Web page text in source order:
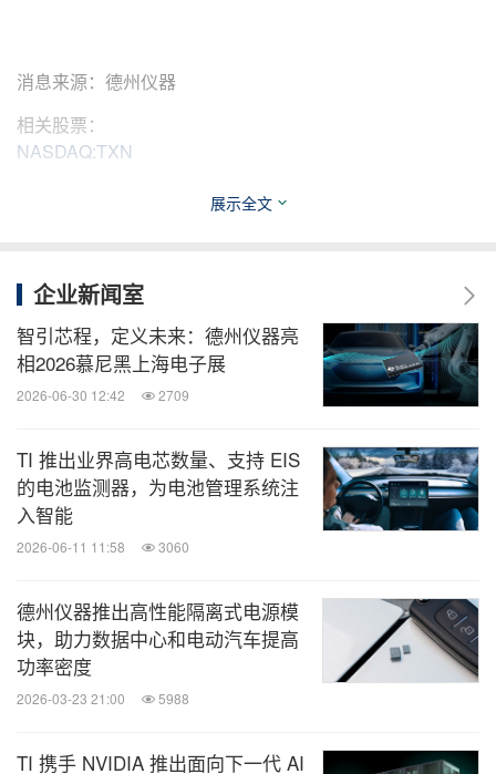
消息来源：德州仪器
相关股票：
NASDAQ:TXN
全球TMT
阅！
关键词： 汽车 电脑/电子 互联网技术 半导体
电信
分享到：
展示全文
企业新闻室
智引芯程，定义未来：德州仪器亮
相2026慕尼黑上海电子展
2026-06-30 12:42 2709
TI 推出业界高电芯数量、支持 EIS
的电池监测器，为电池管理系统注
入智能
2026-06-11 11:58 3060
德州仪器推出高性能隔离式电源模
块，助力数据中心和电动汽车提高
功率密度
2026-03-23 21:00 5988
TI 携手 NVIDIA 推出面向下一代 AI